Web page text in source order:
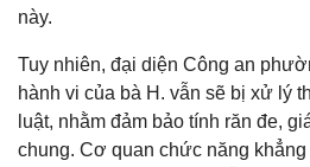
này.
Tuy nhiên, đại diện Công an
hành vi của bà H. vẫn sẽ bị xử lý
luật, nhằm đảm bảo tính răn đe,
chung. Cơ quan chức năng